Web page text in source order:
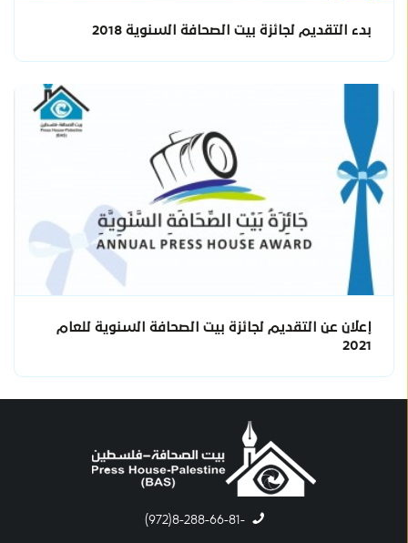
بدء التقديم لجائزة بيت الصحافة السنوية 2018
إعلان عن التقديم لجائزة بيت الصحافة السنوية للعام
2021
-8-288-66-81(972)